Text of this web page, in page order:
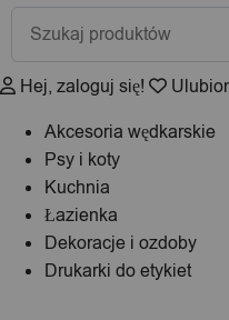
Wyszukiwarka
produktów
Hej, zaloguj się!
Akcesoria wędkarskie
Psy i koty
Kuchnia
Łazienka
Dekoracje i ozdoby
Drukarki do etykiet